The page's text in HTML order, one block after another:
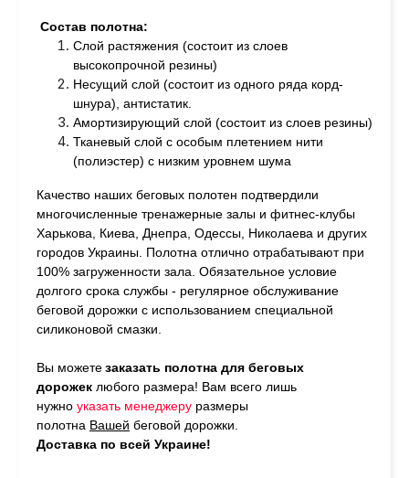
Состав полотна:
Слой растяжения (состоит из слоев
высокопрочной резины)
Несущий слой (состоит из одного ряда корд-
шнура), антистатик.
Амортизирующий слой (состоит из слоев резины)
Тканевый слой с особым плетением нити
(полиэстер) с низким уровнем шума
Качество наших беговых полотен подтвердили
многочисленные тренажерные залы и фитнес-клубы
Харькова, Киева, Днепра, Одессы, Николаева и других
городов Украины. Полотна отлично отрабатывают при
100% загруженности зала. Обязательное условие
долгого срока службы - регулярное обслуживание
беговой дорожки с использованием специальной
силиконовой смазки.
Вы можетезаказать полотна для беговых
дорожек любого размера! Вам всего лишь
нужно указать менеджеру размеры
полотна Вашей беговой дорожки.
Доставка по всей Украине!